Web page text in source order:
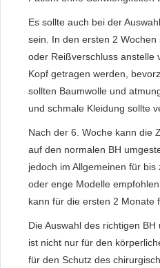
Es sollte auch bei der
sein. In den ersten 2
oder Reißverschluss anstelle
Kopf getragen werden,
sollten Baumwolle und
und schmale Kleidung sollte
Nach der 6. Woche kann die
auf den normalen BH
jedoch im Allgemeinen für
oder enge Modelle
kann für die ersten 2 Monate
Die Auswahl des richtigen
ist nicht nur für den
für den Schutz des